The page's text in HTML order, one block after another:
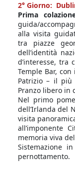
2° Giorno:
Prima
guida/
alla visita
tra piazze
dell’identità
d’interesse, tra
Temple Bar,
Patrizio – il più
Pranzo libero in
Nel primo
dell’Irlanda del
visita
all’imponente
memoria viva
Sistemazione
pernottamento.